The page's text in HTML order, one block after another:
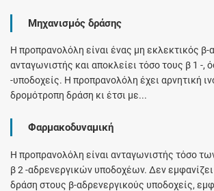
Μηχανισμός δράσης
Η προπρανολόλη είναι ένας μη εκλεκτικός β-
ανταγωνιστής και αποκλείει τόσο τους β 1 -,
-υποδοχείς. Η προπρανολόλη έχει αρνητική
δρομότροπη δράση κι έτσι με...
Φαρμακοδυναμική
Η προπρανολόλη είναι ανταγωνιστής τόσο
β 2 -αδρενεργικών υποδοχέων. Δεν
δράση στους β-αδρενεργικούς υποδοχείς,